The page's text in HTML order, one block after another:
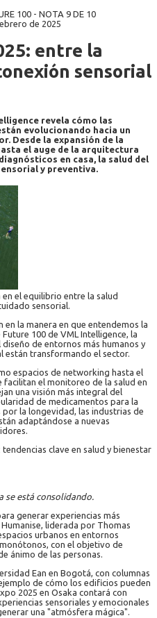
100 - NOTA 9 DE 10
de 2025
entre la
sensorial
revela cómo las
evolucionando hacia un
Desde la expansión de la
el auge de la arquitectura
en casa, la salud del
y preventiva.
el equilibrio entre la salud
sensorial.
la manera en que entendemos la
100 de VML Intelligence, la
de entornos más humanos y
están transformando el sector.
espacios de networking hasta el
el monitoreo de la salud en
una visión más integral del
de medicamentos para la
la longevidad, las industrias de
adaptándose a nuevas
clave en salud y bienestar
se está consolidando.
generar experiencias más
liderada por Thomas
urbanos en entornos
con el objetivo de
ánimo de las personas.
Ean en Bogotá, con columnas
de cómo los edificios pueden
2025 en Osaka contará con
sensoriales y emocionales
una "atmósfera mágica".